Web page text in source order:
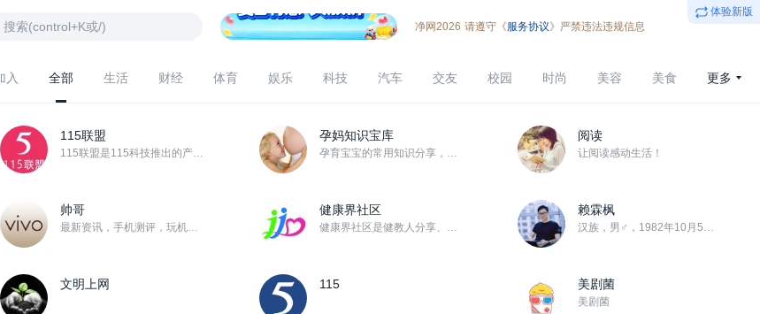
净网2026 请遵守《服务协议》严禁违法违规信息
体验新版
入 全部 生活 财经 体育 娱乐 科技 汽车 交友 校园 时尚 美容 美食 更多
115联盟
115联盟是115科技推出的产品推广平台，本着“推广有奖、收益共享”的宗旨，联盟成员通过推广销售11...
孕妈知识宝库
孕育宝宝的常用知识分享，祝宝宝健康
阅读
让阅读感动生活！
帅哥
最新资讯，手机测评，玩机技巧……应有尽有！！
健康界社区
健康界社区是健教人分享、交流和学习的平台。 共建共享，健康中国。
赖霖枫
汉族，男♂，1982年10月5日周二生，天秤座♎，AB血型， 广东梅州人，出生于兴宁市刁坊镇， 现任...
文明上网 115 美剧菌
美剧菌